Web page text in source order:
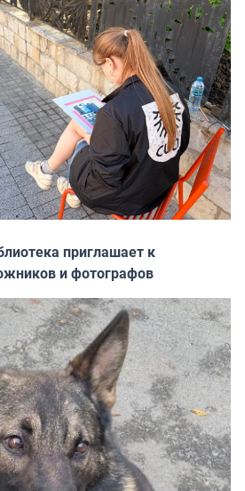
приглашает к
и фотографов